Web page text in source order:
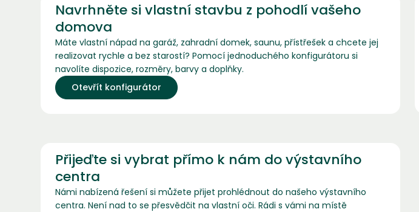
Navrhněte si vlastní stavbu z pohodlí vašeho
domova
Máte vlastní nápad na garáž, zahradní domek, saunu, přístřešek a chcete jej
realizovat rychle a bez starostí? Pomocí jednoduchého konfigurátoru si
navolíte dispozice, rozměry, barvy a doplňky.
Otevřít konfigurátor
Přijeďte si vybrat přímo k nám do výstavního
centra
Námi nabízená řešení si můžete přijet prohlédnout do našeho výstavního
centra. Není nad to se přesvědčit na vlastní oči. Rádi s vámi na místě